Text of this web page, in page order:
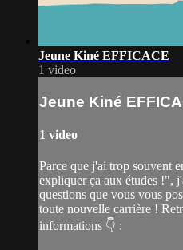
Jeune Kiné EFFICACE
1 video
Jeune Kiné
1 video
Parce que j'ai trop souvent
expliquer ça aux études !",
questions que vous vous
toute nouvelle carrière !
informations 👇 :